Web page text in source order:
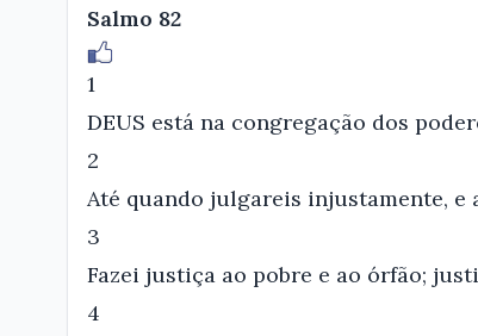
Salmo 82
1
DEUS está na congregação dos
2
Até quando julgareis injustamente, e
3
Fazei justiça ao pobre e ao órfão;
4